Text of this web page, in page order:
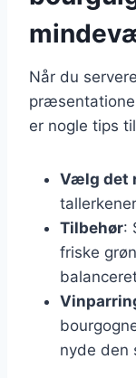
Når du
er nogle tips
Vælg det
Tilbehør:
friske
nyde den